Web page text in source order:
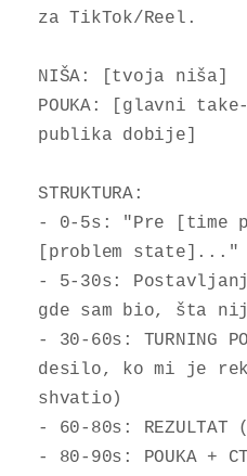
za TikTok/Reel.
NIŠA: [tvoja niša]
POUKA: [glavni
publika dobije]
STRUKTURA:
- 0-5s: "Pre [time
[problem state]..."
- 5-30s:
gde sam bio, šta
- 30-60s: TURNING
desilo, ko mi je
shvatio)
- 60-80s: REZULTAT
- 80-90s: POUKA +